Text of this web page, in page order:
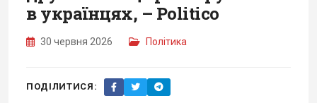
в українцях, – Politico
30 червня 2026 Політика
ПОДІЛИТИСЯ: